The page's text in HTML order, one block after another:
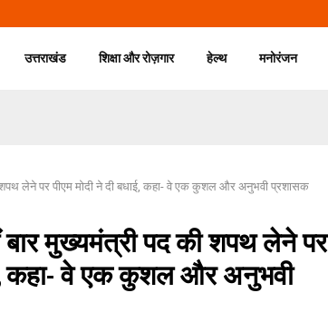
उत्तराखंड शिक्षा और रोज़गार हेल्थ मनोरंजन
लेने पर पीएम मोदी ने दी बधाई, कहा- वे एक कुशल और अनुभवी प्रशासक
मुख्यमंत्री पद की शपथ लेने पर
कहा- वे एक कुशल और अनुभवी